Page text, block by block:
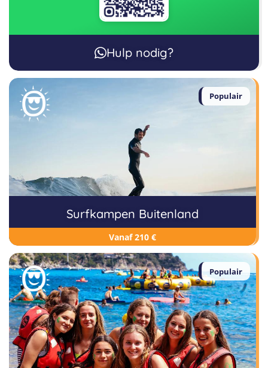
Hulp nodig?
Populair
Surfkampen Buitenland
Vanaf 210 €
Populair